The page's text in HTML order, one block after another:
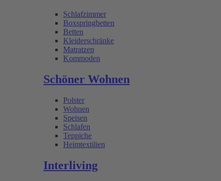
Schlafzimmer
Boxspringbetten
Betten
Kleiderschränke
Matratzen
Kommoden
Schöner Wohnen
Polster
Wohnen
Speisen
Schlafen
Teppiche
Heimtextilien
Interliving